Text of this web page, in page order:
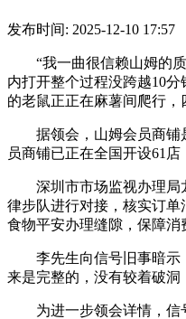
发布时间: 2025-12-10
“我一曲很信赖山姆的质
内打开整个过程没跨越10
的老鼠正正在麻薯间爬行，
据领会，山姆会员商铺是
员商铺已正在全国开设61
深圳市市场监视办理局龙
律步队进行对接，核实订
食物平安办理缝隙，保障消
李先生向信号旧事暗示，
来是完整的，没有较着破洞
为进一步领会详情，信号